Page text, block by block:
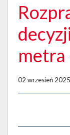
02 wrzesień 2025